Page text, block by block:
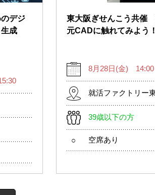
デジ
成
東大阪ぎせんこう共催
元CADに触れてみよう！
8月28日(金) 14:00
就活ファクトリー
39歳以下の方
○ 空席あり